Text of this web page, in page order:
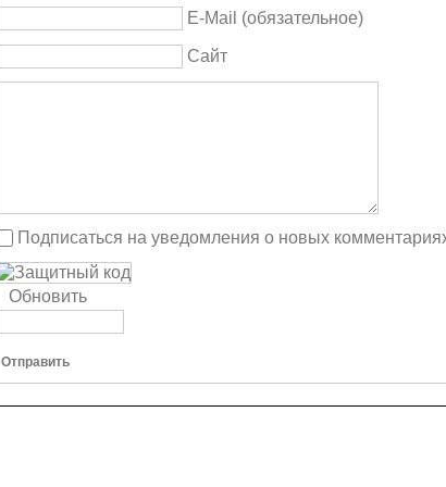
E-Mail (обязательное)
Сайт
Подписаться на уведомления о новых
Обновить
Отправить